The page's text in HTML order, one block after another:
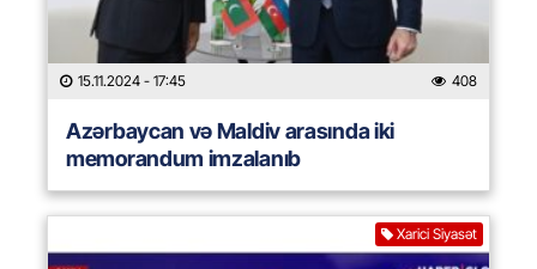
15.11.2024 - 17:45 408
Azərbaycan və Maldiv arasında iki
memorandum imzalanıb
Xarici Siyasət